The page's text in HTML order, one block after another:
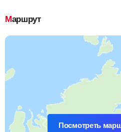
Маршрут
Посмотреть